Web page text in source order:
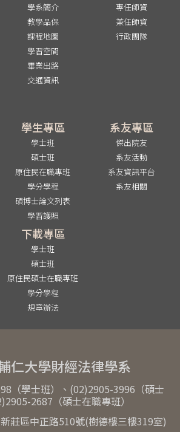
學系簡介
教學品保
課程地圖
學習空間
畢業出路
交通資訊
專任師資
兼任師資
行政團隊
學生專區
學士班
碩士班
原住民在職專班
學分學程
碩博士論文列表
學習護照
系友專區
傑出院友
系友活動
系友資訊平台
系友相關
下載專區
學士班
碩士班
原住民碩士在職專班
學分學程
規章辦法
仁大學財經法律學系
（學士班）、(02)2905-3996（碩士
2687（碩士在職專班）
莊區中正路510號(樹德樓三樓319室)